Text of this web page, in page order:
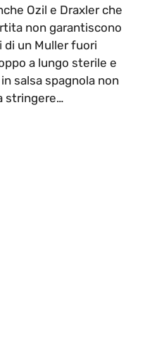
Ozil e Draxler che
non garantiscono
di un Muller fuori
a lungo sterile e
in salsa spagnola non
stringere…